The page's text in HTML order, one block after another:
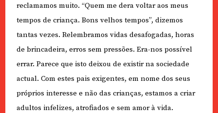
reclamamos muito. “Quem me dera voltar aos meus
tempos de criança. Bons velhos tempos”, dizemos
tantas vezes. Relembramos vidas desafogadas, horas
de brincadeira, erros sem pressões. Era-nos possível
errar. Parece que isto deixou de existir na sociedade
actual. Com estes pais exigentes, em nome dos seus
próprios interesse e não das crianças, estamos a criar
adultos infelizes, atrofiados e sem amor à vida.